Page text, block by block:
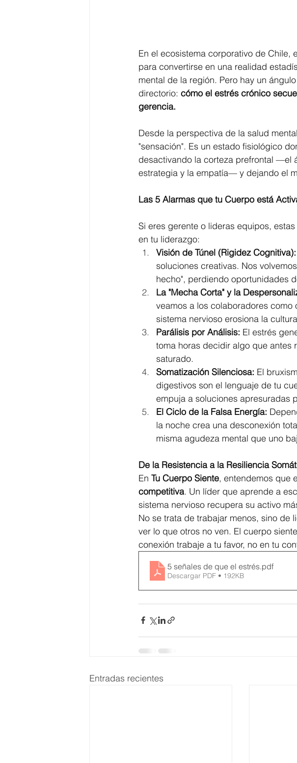
En el ecosistema corporativo de Chile,
para convertirse en una realidad
mental de la región. Pero hay un
directorio: cómo el estrés crónico
gerencia.
Desde la perspectiva de la salud
"sensación". Es un estado fisiológico
desactivando la corteza prefrontal —el
estrategia y la empatía— y dejando el
Las 5 Alarmas que tu Cuerpo está
Si eres gerente o lideras equipos,
en tu liderazgo:
Visión de Túnel (Rigidez Cognitiva):
soluciones creativas. Nos
hecho", perdiendo oportunidades
La "Mecha Corta" y la
veamos a los colaboradores
sistema nervioso erosiona la
Parálisis por Análisis: El estrés
toma horas decidir algo que antes
saturado.
Somatización Silenciosa: El
digestivos son el lenguaje de tu
empuja a soluciones apresuradas
El Ciclo de la Falsa Energía:
la noche crea una desconexión
misma agudeza mental que uno
De la Resistencia a la Resiliencia
En Tu Cuerpo Siente, entendemos que
competitiva. Un líder que aprende a
sistema nervioso recupera su activo
No se trata de trabajar menos, sino de
ver lo que otros no ven. El cuerpo
conexión trabaje a tu favor, no en tu
5 señales de que el estrés.pdf
Descargar PDF • 192KB
Entradas recientes